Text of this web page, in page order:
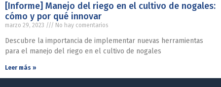
[Informe] Manejo del riego en el cultivo de nogales:
cómo y por qué innovar
marzo 29, 2023 No hay comentarios
Descubre la importancia de implementar nuevas herramientas
para el manejo del riego en el cultivo de nogales
Leer más »